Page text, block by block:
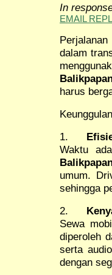
In
EMAIL
dalam
harus
1.
Waktu
umum.
sehingga
2.
Sewa
diperoleh
serta
dengan